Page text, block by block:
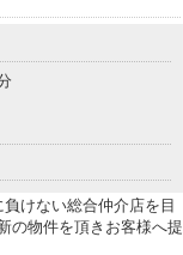
けない総合仲介店を目
の物件を頂きお客様へ提